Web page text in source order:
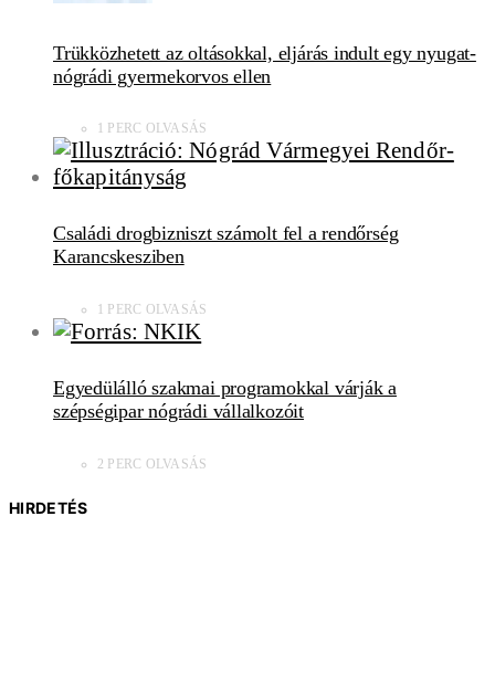
Trükközhetett az oltásokkal, eljárás indult egy nyugat-
nógrádi gyermekorvos ellen
1 PERC OLVASÁS
Családi drogbizniszt számolt fel a rendőrség
Karancskesziben
1 PERC OLVASÁS
Egyedülálló szakmai programokkal várják a
szépségipar nógrádi vállalkozóit
2 PERC OLVASÁS
HIRDETÉS